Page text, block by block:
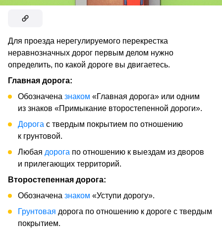
Для проезда нерегулируемого перекрестка
неравнозначных дорог первым делом нужно
определить, по какой дороге вы двигаетесь.
Главная дорога:
Обозначена знаком «Главная дорога» или одним
из знаков «Примыкание второстепенной дороги».
Дорога с твердым покрытием по отношению
к грунтовой.
Любая дорога по отношению к выездам из дворов
и прилегающих территорий.
Второстепенная дорога:
Обозначена знаком «Уступи дорогу».
Грунтовая дорога по отношению к дороге с твердым
покрытием.